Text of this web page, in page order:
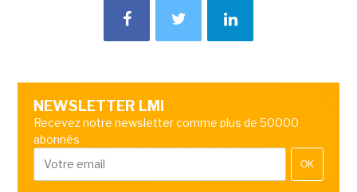
NEWSLETTER LMI
Recevez notre newsletter comme plus de 50000
abonnés
OK